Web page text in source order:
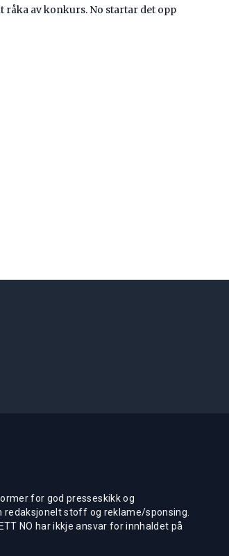
råka av konkurs. No startar det opp
for god presseskikk og
stoff og reklame/sponsing.
NO har ikkje ansvar for innhaldet på